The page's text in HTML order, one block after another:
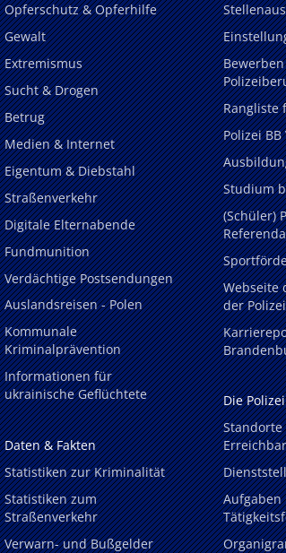
Opferschutz & Opferhilfe
Gewalt
Extremismus
Sucht & Drogen
Betrug
Medien & Internet
Eigentum & Diebstahl
Straßenverkehr
Digitale Elternabende
Fundmunition
Verdächtige Postsendungen
Auslandsreisen - Polen
Kommunale
Kriminalprävention
Informationen für
ukrainische Geflüchtete
Daten & Fakten
Statistiken zur Kriminalität
Statistiken zum
Straßenverkehr
Verwarn- und Bußgelder
Rangliste
Polizei BB
Studium
(Schüler)
Webseite
der Polizei
Die Polizei
Aufgaben